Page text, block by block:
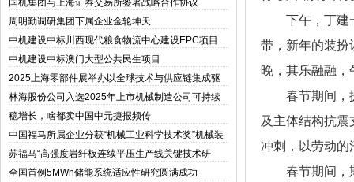
国机集团与上海证券交易所签署战略合作协议
周明勤调研集团下属企业金轮坤天
中机建设中标川西现代粮食物流中心建设EPC项目
中机建设中标澳门大型公共民生项目
2025上海零部件展举办以全球技术与供应链集成驱
动汽车产业新时代
林海股份公司入选2025年上市机械制造公司可持续
发展优秀实践案例
稳增长，啥都卖中国中元捷报频传
中国福马所属企业分获“机械工业科学技术奖”机械装
备二三等奖
苏福马“高强度岩纤板连续平压生产线关键技术研
发”机械设计通过苏州市科技攻关项目立项报批
全国首例5MWh储能系统适应性研究圆满成功
下午，丁建
带，新年的装扮
晚，其乐融融
春节期间，
及主体结构抗
冲刺，以劳动的
春节期间，